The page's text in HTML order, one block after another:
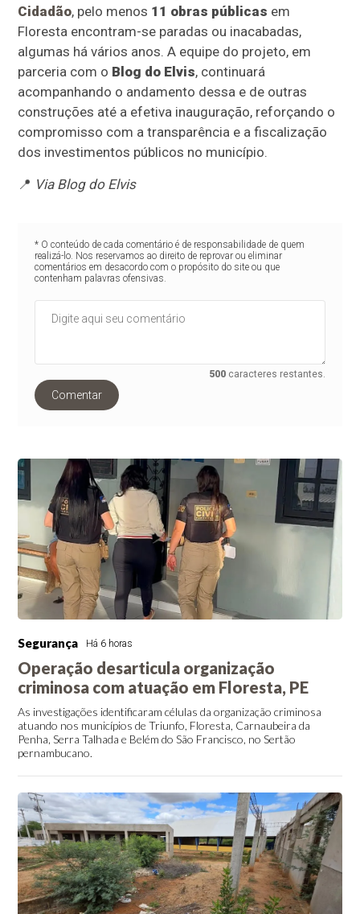
Cidadão, pelo menos 11 obras públicas em
Floresta encontram-se paradas ou inacabadas,
algumas há vários anos. A equipe do projeto, em
parceria com o Blog do Elvis, continuará
acompanhando o andamento dessa e de outras
construções até a efetiva inauguração, reforçando o
compromisso com a transparência e a fiscalização
dos investimentos públicos no município.
📍 Via Blog do Elvis
* O conteúdo de cada comentário é de responsabilidade de quem
realizá-lo. Nos reservamos ao direito de reprovar ou eliminar
comentários em desacordo com o propósito do site ou que
contenham palavras ofensivas.
500 caracteres restantes.
Comentar
Segurança Há 6 horas
Operação desarticula organização
criminosa com atuação em Floresta, PE
As investigações identificaram células da organização criminosa
atuando nos municípios de Triunfo, Floresta, Carnaubeira da
Penha, Serra Talhada e Belém do São Francisco, no Sertão
pernambucano.